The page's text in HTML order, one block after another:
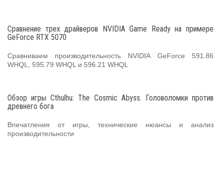
Сравнение трех драйверов NVIDIA Game Ready на примере
GeForce RTX 5070
Сравниваем производительность NVIDIA GeForce 591.86
WHQL, 595.79 WHQL и 596.21 WHQL
Обзор игры Cthulhu: The Cosmic Abyss. Головоломки против
древнего бога
Впечатления от игры, технические нюансы и анализ
производительности